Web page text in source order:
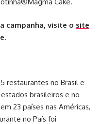
campanha, visite o site
restaurantes no Brasil e
brasileiros e no
23 países nas Américas,
no País foi